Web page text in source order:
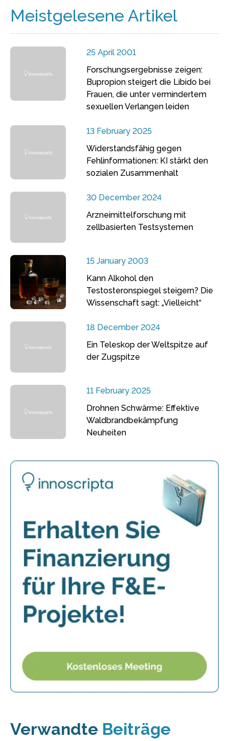
Meistgelesene Artikel
25 April 2001
Forschungsergebnisse zeigen:
Bupropion steigert die Libido bei
Frauen, die unter vermindertem
sexuellen Verlangen leiden
13 February 2025
Widerstandsfähig gegen
Fehlinformationen: KI stärkt den
sozialen Zusammenhalt
30 December 2024
Arzneimittelforschung mit
zellbasierten Testsystemen
15 January 2003
Kann Alkohol den
Testosteronspiegel steigern? Die
Wissenschaft sagt: „Vielleicht“
18 December 2024
Ein Teleskop der Weltspitze auf
der Zugspitze
11 February 2025
Drohnen Schwärme: Effektive
Waldbrandbekämpfung
Neuheiten
Verwandte Beiträge